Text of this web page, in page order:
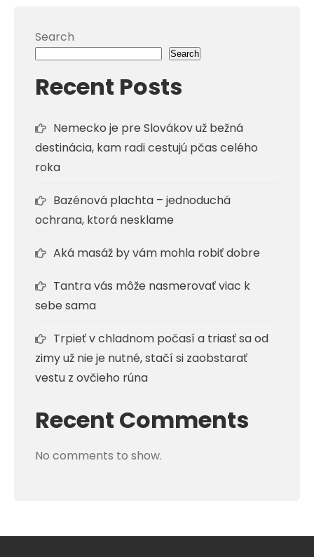
Search
Search
Recent Posts
Nemecko je pre Slovákov už bežná
destinácia, kam radi cestujú pčas celého
roka
Bazénová plachta – jednoduchá
ochrana, ktorá nesklame
Aká masáž by vám mohla robiť dobre
Tantra vás môže nasmerovať viac k
sebe sama
Trpieť v chladnom počasí a triasť sa od
zimy už nie je nutné, stačí si zaobstarať
vestu z ovčieho rúna
Recent Comments
No comments to show.